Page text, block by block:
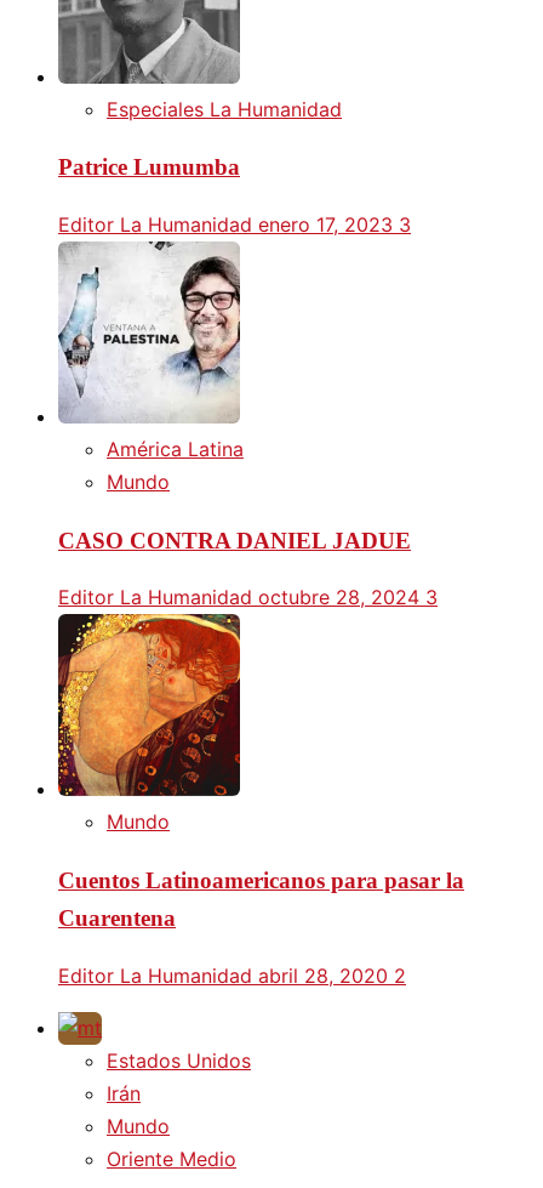
Especiales La Humanidad
Patrice Lumumba
Editor La Humanidad enero 17, 2023 3
América Latina
Mundo
CASO CONTRA DANIEL JADUE
Editor La Humanidad octubre 28, 2024 3
Mundo
Cuentos Latinoamericanos para pasar la
Cuarentena
Editor La Humanidad abril 28, 2020 2
Estados Unidos
Irán
Mundo
Oriente Medio